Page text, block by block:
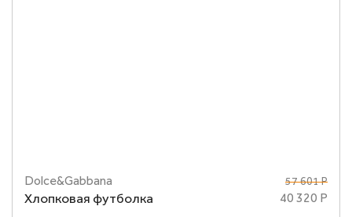
Размеры
Dolce&Gabbana
Хлопковая футболка
57 601 Р
40 320 Р